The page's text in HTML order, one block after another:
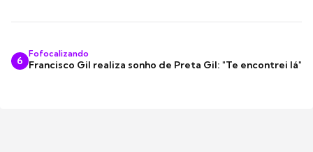
6
Fofocalizando
Francisco Gil realiza sonho de Preta Gil: "Te encontrei lá"